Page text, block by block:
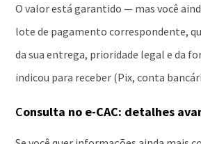
O valor está garantido — mas você
lote de pagamento correspondente,
da sua entrega, prioridade legal e da
indicou para receber (Pix, conta
Consulta no e-CAC: detalhes